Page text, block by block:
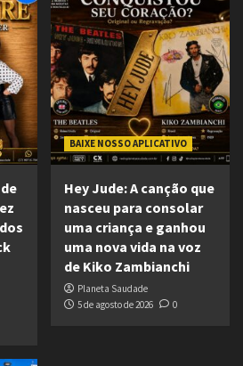
BAIXE NOSSO APLICATIVO
Hey Jude: A canção que
nasceu para consolar
uma criança e ganhou
uma nova vida na voz
de Kiko Zambianchi
Planeta Saudade
5 de agosto de 2026
0